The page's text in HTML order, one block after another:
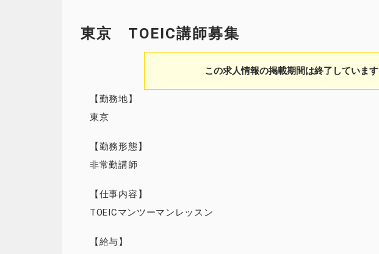
東京 TOEIC講師募集
この求人情報の掲載期間は終了しています
【勤務地】
東京
【勤務形態】
非常勤講師
【仕事内容】
TOEICマンツーマンレッスン
【給与】